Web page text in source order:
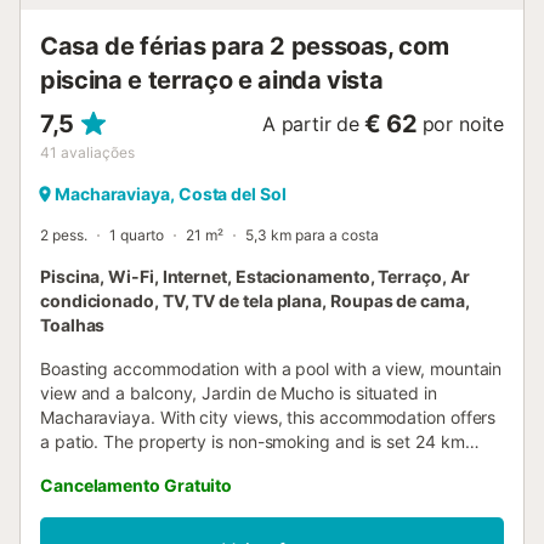
Casa de férias para 2 pessoas, com
piscina e terraço e ainda vista
7,5
41 avaliações
A partir de € 62 por noite
Macharaviaya, Costa del Sol
2 pess. 1 quarto 21 m² 5,3 km para a costa
Piscina, Wi-Fi, Internet, Estacionamento, Terraço, Ar
condicionado, TV, TV de tela plana, Roupas de cama,
Toalhas
Boasting accommodation with a pool with a view, mountain
view and a balcony, Jardin de Mucho is situated in
Macharaviaya. With city views, this accommodation offers
a patio. The property is non-smoking and is set 24 km
Cancelamento Gratuito